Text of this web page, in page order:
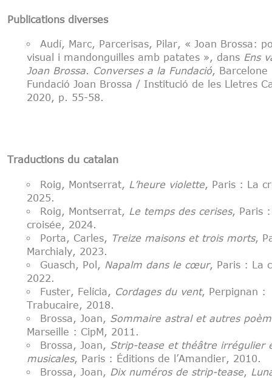
Publications diverses
Audí, Marc, Parcerisas, Pilar, « Joan Brossa:
visual i mandonguilles amb patates », dans Ens
Joan Brossa. Converses a la Fundació, Barcelone
Fundació Joan Brossa / Institució de les Lletres
2020, p. 55-58.
Traductions du catalan
Roig, Montserrat, L’heure violette, Paris : La
2025.
Roig, Montserrat, Le temps des cerises, Paris
croisée, 2024.
Porta, Carles, Treize maisons et trois morts,
Marchialy, 2023.
Guasch, Pol, Napalm dans le cœur, Paris : La
2022.
Fuster, Felícia, Cordages du vent, Perpignan :
Trabucaire, 2018.
Brossa, Joan, Sommaire astral et autres
Marseille : CipM, 2011.
Brossa, Joan, Strip-tease et théâtre irrégulier
musicales, Paris : Éditions de l’Amandier, 2010.
Brossa, Joan, Dix numéros de strip-tease,